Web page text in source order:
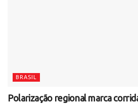
BRASIL
Polarização regional marca